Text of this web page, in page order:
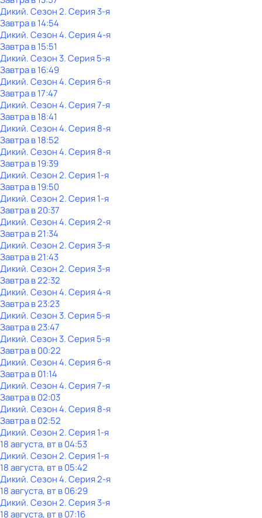
Дикий. Сезон 2. Серия 3-я
Завтра в 14:54
Дикий. Сезон 4. Серия 4-я
Завтра в 15:51
Дикий. Сезон 3. Серия 5-я
Завтра в 16:49
Дикий. Сезон 4. Серия 6-я
Завтра в 17:47
Дикий. Сезон 4. Серия 7-я
Завтра в 18:41
Дикий. Сезон 4. Серия 8-я
Завтра в 18:52
Дикий. Сезон 4. Серия 8-я
Завтра в 19:39
Дикий. Сезон 2. Серия 1-я
Завтра в 19:50
Дикий. Сезон 2. Серия 1-я
Завтра в 20:37
Дикий. Сезон 4. Серия 2-я
Завтра в 21:34
Дикий. Сезон 2. Серия 3-я
Завтра в 21:43
Дикий. Сезон 2. Серия 3-я
Завтра в 22:32
Дикий. Сезон 4. Серия 4-я
Завтра в 23:23
Дикий. Сезон 3. Серия 5-я
Завтра в 23:47
Дикий. Сезон 3. Серия 5-я
Завтра в 00:22
Дикий. Сезон 4. Серия 6-я
Завтра в 01:14
Дикий. Сезон 4. Серия 7-я
Завтра в 02:03
Дикий. Сезон 4. Серия 8-я
Завтра в 02:52
Дикий. Сезон 2. Серия 1-я
18 августа, вт в 04:53
Дикий. Сезон 2. Серия 1-я
18 августа, вт в 05:42
Дикий. Сезон 4. Серия 2-я
18 августа, вт в 06:29
Дикий. Сезон 2. Серия 3-я
18 августа, вт в 07:16